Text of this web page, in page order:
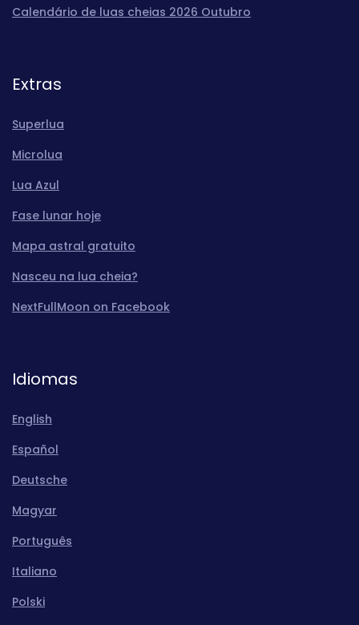
Calendário de luas cheias 2026 Outubro
Extras
Superlua
Microlua
Lua Azul
Fase lunar hoje
Mapa astral gratuito
Nasceu na lua cheia?
NextFullMoon on Facebook
Idiomas
English
Español
Deutsche
Magyar
Português
Italiano
Polski